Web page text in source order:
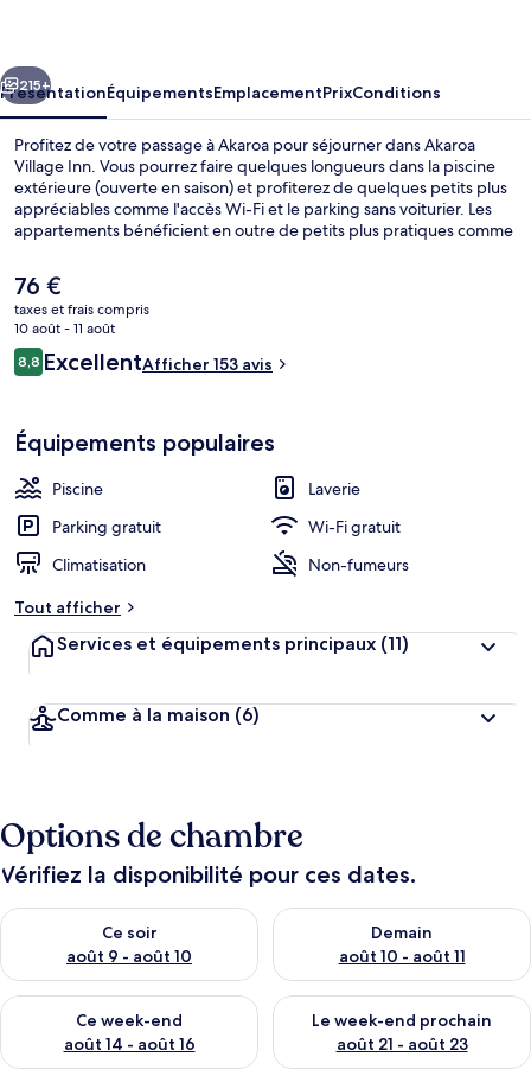
Suivant
215+
PrésentationÉquipementsEmplacementPrixConditions
Profitez de votre passage à Akaroa pour séjourner dans Akaroa
Village Inn. Vous pourrez faire quelques longueurs dans la piscine
extérieure (ouverte en saison) et profiterez de quelques petits plus
appréciables comme l'accès Wi-Fi et le parking sans voiturier. Les
appartements bénéficient en outre de petits plus pratiques comme
Le
prix
actuel
est
de
76 €
taxes et frais compris
10 août - 11 août
Avis
voyageurs
8,88,8 sur 10
ExcellentAfficher 153 avis
Équipements populaires
Piscine
Laverie
Parking gratuit
Wi-Fi gratuit
Climatisation
Non-fumeurs
Tout afficher
Services et équipements principaux (11)
Comme à la maison (6)
Options de chambre
Vérifiez la disponibilité pour ces dates.
Ce soir
août 9 - août 10
Vérifier la disponibilité pour ce soir août 9 - août 10
Demain
août 10 - août 11
Vérifier la disponibilité pour
Ce week-end
août 14 - août 16
Vérifier la disponibilité pour ce week-end août 14 - août 16
Le week-end prochain
août 21 - août 23
Vérifier la disponibilité pour